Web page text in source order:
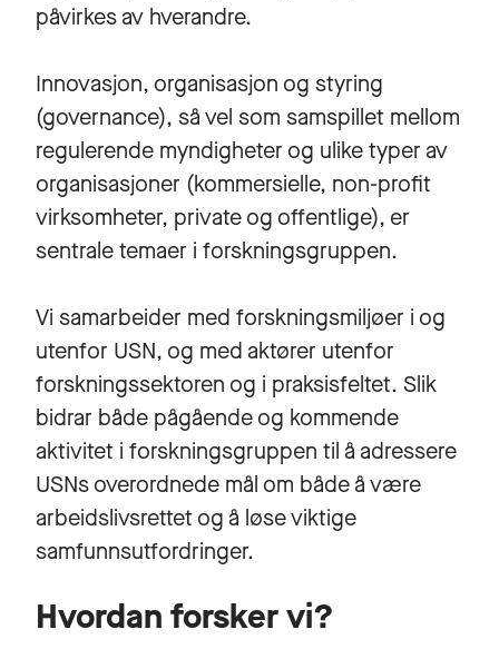
påvirkes av hverandre.
Innovasjon, organisasjon og styring
(governance), så vel som samspillet mellom
regulerende myndigheter og ulike typer av
organisasjoner (kommersielle, non-profit
virksomheter, private og offentlige), er
sentrale temaer i forskningsgruppen.
Vi samarbeider med forskningsmiljøer i og
utenfor USN, og med aktører utenfor
forskningssektoren og i praksisfeltet. Slik
bidrar både pågående og kommende
aktivitet i forskningsgruppen til å adressere
USNs overordnede mål om både å være
arbeidslivsrettet og å løse viktige
samfunnsutfordringer.
Hvordan forsker vi?